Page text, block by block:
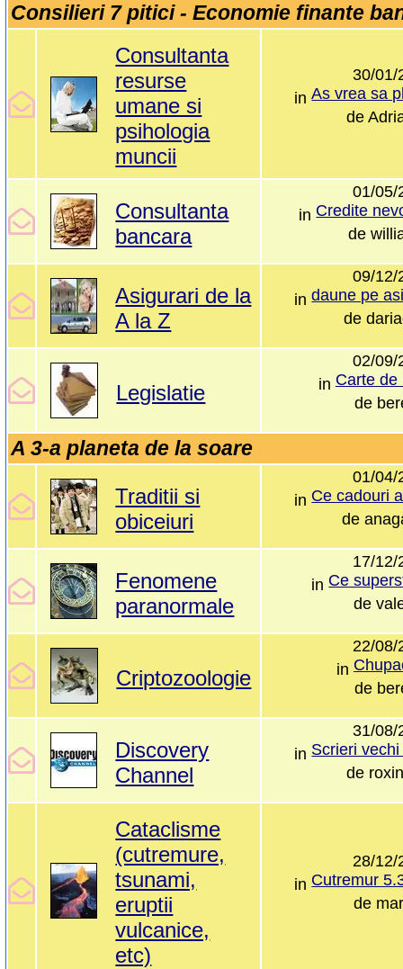
Consilieri 7 pitici - Economie finante
Consultanta
resurse
umane si
psihologia
muncii
30/01/
in
de
Consultanta
bancara
01/05/
inCredite
de
Asigurari de la
A la Z
09/12/
in
de
Legislatie
02/09/
inCarte de
de
A 3-a planeta de la soare
Traditii si
obiceiuri
01/04/
in
de
Fenomene
paranormale
17/12/
inCe
de
Criptozoologie
22/08/
in
de
Discovery
Channel
31/08/
in
de
Cataclisme
(cutremure,
tsunami,
eruptii
vulcanice,
etc)
28/12/
in
de